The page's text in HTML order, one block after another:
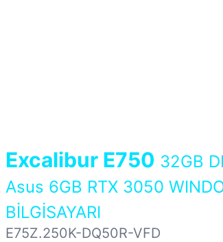
Excalibur E750 32GB
Asus 6GB RTX 3050
BİLGİSAYARI
E75Z.250K-DQ50R-VFD